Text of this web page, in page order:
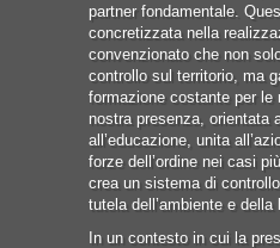
partner fondamentale.
concretizzata nella
convenzionato che non
controllo sul territorio, ma
formazione costante per le
nostra presenza, orientata
all’educazione, unita
forze dell’ordine nei casi
crea un sistema di
tutela dell’ambiente e della
In un contesto in cui la